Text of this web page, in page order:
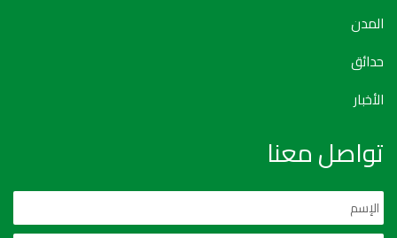
المدن
حدائق
الأخبار
تواصل معنا